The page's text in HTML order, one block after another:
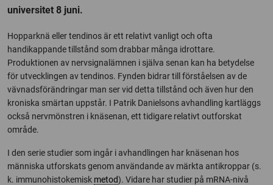
universitet 8 juni.
Hopparknä eller tendinos är ett relativt vanligt och ofta
handikappande tillstånd som drabbar många idrottare.
Produktionen av nervsignalämnen i själva senan kan ha betydelse
för utvecklingen av tendinos. Fynden bidrar till förståelsen av de
vävnadsförändringar man ser vid detta tillstånd och även hur den
kroniska smärtan uppstår. I Patrik Danielsons avhandling kartläggs
också nervmönstren i knäsenan, ett tidigare relativt outforskat
område.
I den serie studier som ingår i avhandlingen har knäsenan hos
människa utforskats genom användande av märkta antikroppar (s.
k. immunohistokemisk metod). Vidare har studier på mRNA-nivå